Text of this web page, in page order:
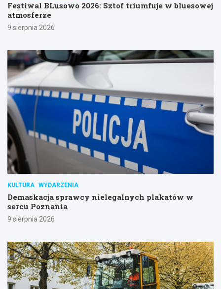
Festiwal BLusowo 2026: Sztof triumfuje w bluesowej
atmosferze
9 sierpnia 2026
KULTURA WYDARZENIA
Demaskacja sprawcy nielegalnych plakatów w
sercu Poznania
9 sierpnia 2026